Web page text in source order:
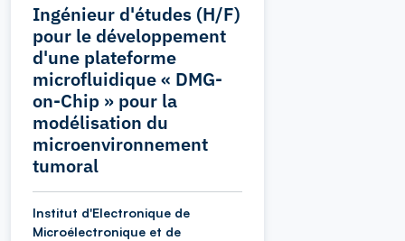
Ingénieur d'études (H/F)
pour le développement
d'une plateforme
microfluidique « DMG-
on-Chip » pour la
modélisation du
microenvironnement
tumoral
Institut d'Electronique de
Microélectronique et de